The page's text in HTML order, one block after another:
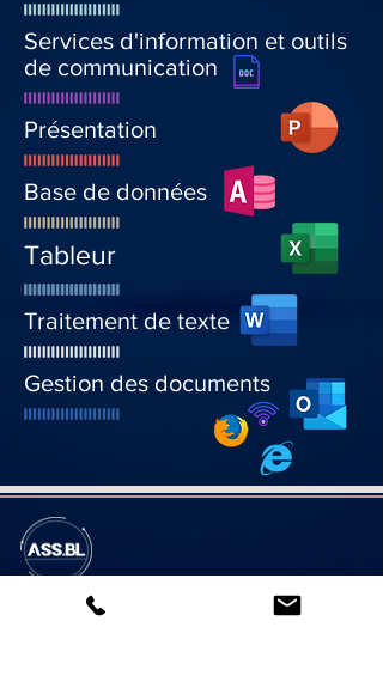
Tableur
Base de données
Présentation
Services d'information et outils
de communication
Traitement de texte
Gestion des documents